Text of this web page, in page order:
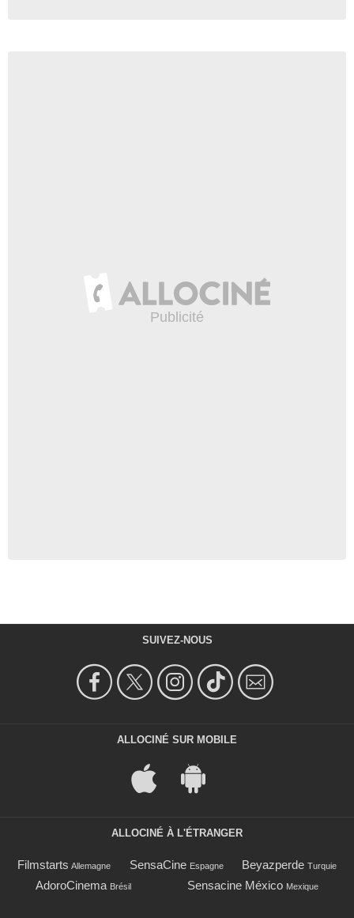
SUIVEZ-NOUS
ALLOCINÉ SUR MOBILE
ALLOCINÉ À L'ÉTRANGER
Filmstarts Allemagne SensaCine Espagne Beyazperde Turquie
AdoroCinema Brésil Sensacine México Mexique